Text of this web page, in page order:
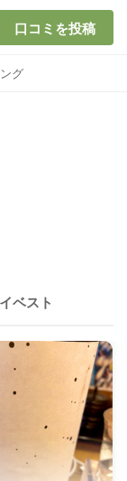
口コミを投稿
グ
ベスト